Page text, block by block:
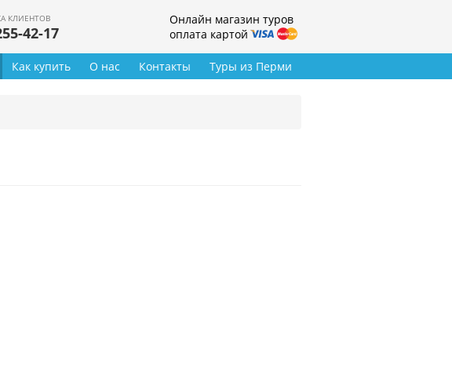
КЛИЕНТОВ
42-17
Онлайн магазин туров
оплата картой
Туры из Перми
Как купить О нас Контакты